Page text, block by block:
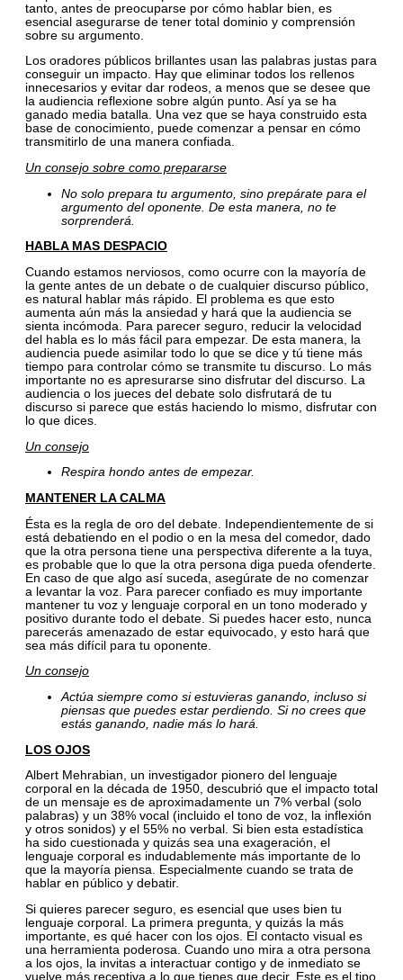
tanto, antes de preocuparse por cómo hablar bien, es
esencial asegurarse de tener total dominio y comprensión
sobre su argumento.
Los oradores públicos brillantes usan las palabras justas para
conseguir un impacto. Hay que eliminar todos los rellenos
innecesarios y evitar dar rodeos, a menos que se desee que
la audiencia reflexione sobre algún punto. Así ya se ha
ganado media batalla. Una vez que se haya construido esta
base de conocimiento, puede comenzar a pensar en cómo
transmitirlo de una manera confiada.
Un consejo sobre como prepararse
No solo prepara tu argumento, sino prepárate para el
argumento del oponente. De esta manera, no te
sorprenderá.
HABLA MAS DESPACIO
Cuando estamos nerviosos, como ocurre con la mayoría de
la gente antes de un debate o de cualquier discurso público,
es natural hablar más rápido. El problema es que esto
aumenta aún más la ansiedad y hará que la audiencia se
sienta incómoda. Para parecer seguro, reducir la velocidad
del habla es lo más fácil para empezar. De esta manera, la
audiencia puede asimilar todo lo que se dice y tú tiene más
tiempo para controlar cómo se transmite tu discurso. Lo más
importante no es apresurarse sino disfrutar del discurso. La
audiencia o los jueces del debate solo disfrutará de tu
discurso si parece que estás haciendo lo mismo, disfrutar con
lo que dices.
Un consejo
Respira hondo antes de empezar.
MANTENER LA CALMA
Ésta es la regla de oro del debate. Independientemente de si
está debatiendo en el podio o en la mesa del comedor, dado
que la otra persona tiene una perspectiva diferente a la tuya,
es probable que lo que la otra persona diga pueda ofenderte.
En caso de que algo así suceda, asegúrate de no comenzar
a levantar la voz. Para parecer confiado es muy importante
mantener tu voz y lenguaje corporal en un tono moderado y
positivo durante todo el debate. Si puedes hacer esto, nunca
parecerás amenazado de estar equivocado, y esto hará que
sea más difícil para tu oponente.
Un consejo
Actúa siempre como si estuvieras ganando, incluso si
piensas que puedes estar perdiendo. Si no crees que
estás ganando, nadie más lo hará.
LOS OJOS
Albert Mehrabian, un investigador pionero del lenguaje
corporal en la década de 1950, descubrió que el impacto total
de un mensaje es de aproximadamente un 7% verbal (solo
palabras) y un 38% vocal (incluido el tono de voz, la inflexión
y otros sonidos) y el 55% no verbal. Si bien esta estadística
ha sido cuestionada y quizás sea una exageración, el
lenguaje corporal es indudablemente más importante de lo
que la mayoría piensa. Especialmente cuando se trata de
hablar en público y debatir.
Si quieres parecer seguro, es esencial que uses bien tu
lenguaje corporal. La primera pregunta, y quizás la más
importante, es qué hacer con los ojos. El contacto visual es
una herramienta poderosa. Cuando uno mira a otra persona
a los ojos, la invitas a interactuar contigo y de inmediato se
vuelve más receptiva a lo que tienes que decir. Este es el tipo